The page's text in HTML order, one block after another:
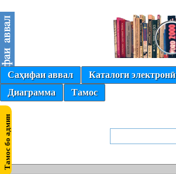
Саҳифаи аввал Каталоги электронӣ
Диаграмма
Тамос